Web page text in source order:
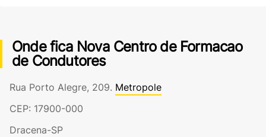
Onde fica Nova Centro de Formacao
de Condutores
Rua Porto Alegre, 209. Metropole
CEP: 17900-000
Dracena-SP